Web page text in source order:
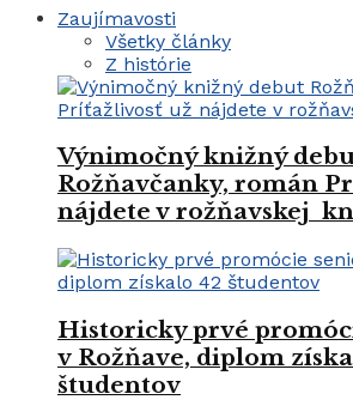
Zaujímavosti
Všetky články
Z histórie
Výnimočný knižný
Rožňavčanky, román
nájdete v rožňavskej
Historicky prvé
v Rožňave, diplom
študentov